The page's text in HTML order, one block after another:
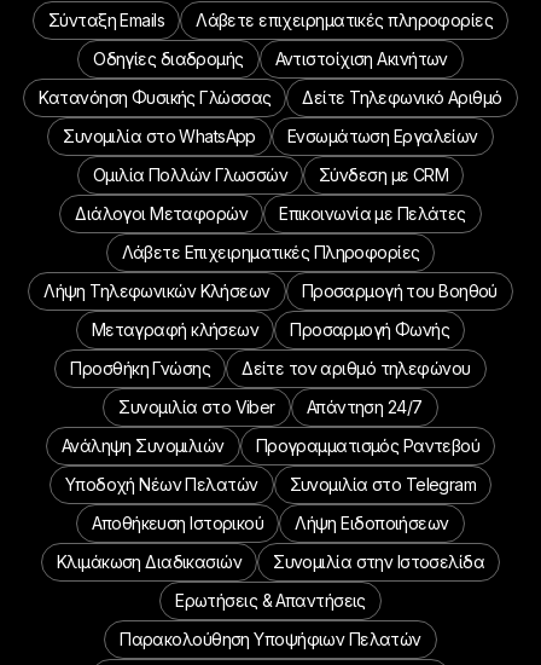
Σύνταξη Emails
Λάβετε επιχειρηματικές πληροφορίες
Οδηγίες διαδρομής
Αντιστοίχιση Ακινήτων
Κατανόηση Φυσικής Γλώσσας
Δείτε Τηλεφωνικό Αριθμό
Συνομιλία στο WhatsApp
Ενσωμάτωση Εργαλείων
Ομιλία Πολλών Γλωσσών
Σύνδεση με CRM
Διάλογοι Μεταφορών
Επικοινωνία με Πελάτες
Λάβετε Επιχειρηματικές Πληροφορίες
Λήψη Τηλεφωνικών Κλήσεων
Προσαρμογή του Βοηθού
Μεταγραφή κλήσεων
Προσαρμογή Φωνής
Προσθήκη Γνώσης
Δείτε τον αριθμό τηλεφώνου
Συνομιλία στο Viber
Απάντηση 24/7
Ανάληψη Συνομιλιών
Προγραμματισμός Ραντεβού
Υποδοχή Νέων Πελατών
Συνομιλία στο Telegram
Αποθήκευση Ιστορικού
Λήψη Ειδοποιήσεων
Κλιμάκωση Διαδικασιών
Συνομιλία στην Ιστοσελίδα
Ερωτήσεις & Απαντήσεις
Παρακολούθηση Υποψήφιων Πελατών